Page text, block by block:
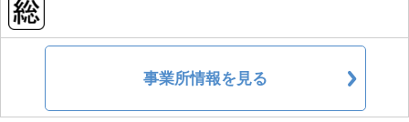
事業所情報を見る